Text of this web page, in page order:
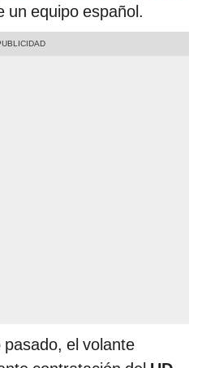
un equipo español.
el volante